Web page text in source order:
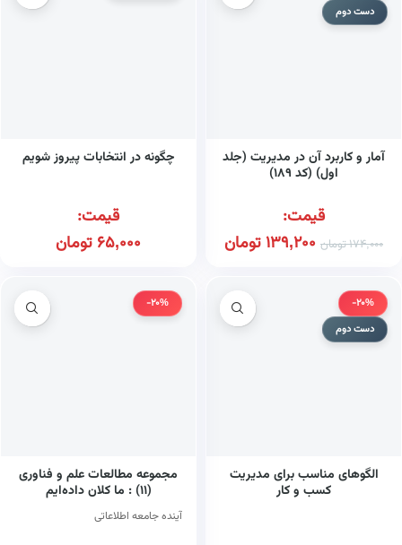
دست دوم
آمار و کاربرد آن در مدیریت (جلد
اول) (کد ۱۸۹)
قیمت:
174,000تومان 139,200تومان
چگونه در انتخابات پیروز شویم
قیمت:
65,000 تومان
-20%
دست دوم
الگوهای مناسب برای مدیریت
کسب و کار
-20%
مجموعه مطالعات علم و فناوری
(۱۱) : ما کلان داده‌ایم
آینده جامعه اطلاعاتی